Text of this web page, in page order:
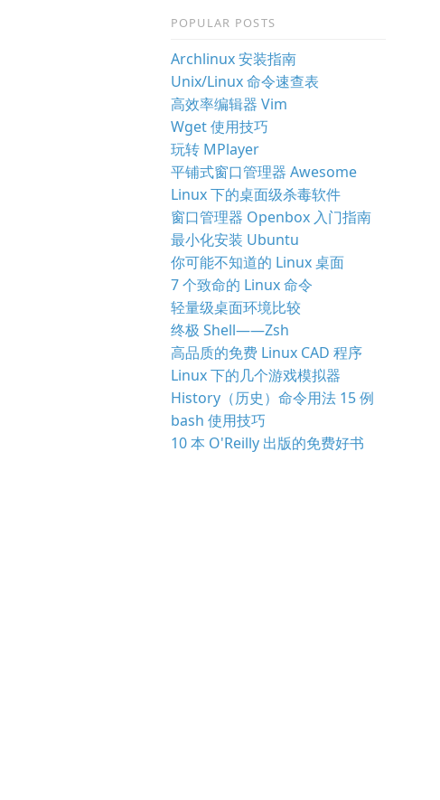
POPULAR POSTS
Archlinux 安装指南
Unix/Linux 命令速查表
高效率编辑器 Vim
Wget 使用技巧
玩转 MPlayer
平铺式窗口管理器 Awesome
Linux 下的桌面级杀毒软件
窗口管理器 Openbox 入门指南
最小化安装 Ubuntu
你可能不知道的 Linux 桌面
7 个致命的 Linux 命令
轻量级桌面环境比较
终极 Shell——Zsh
高品质的免费 Linux CAD 程序
Linux 下的几个游戏模拟器
History（历史）命令用法 15 例
bash 使用技巧
10 本 O'Reilly 出版的免费好书